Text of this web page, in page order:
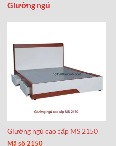
Giường ngủ
Giường ngủ cao cấp MS 2150
Mã số 2150